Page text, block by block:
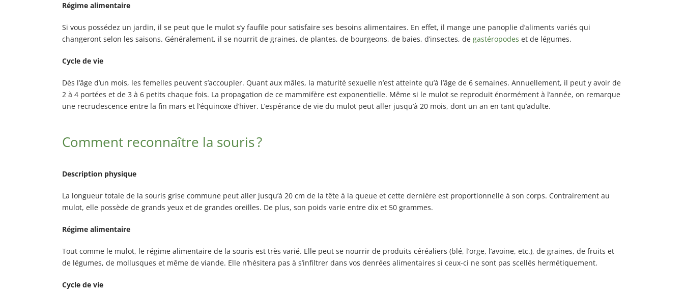
Régime alimentaire
Si vous possédez un jardin, il se peut que le mulot s’y faufile pour satisfaire ses besoins alimentaires. En effet, il mange une panoplie d’aliments variés qui
changeront selon les saisons. Généralement, il se nourrit de graines, de plantes, de bourgeons, de baies, d’insectes, de gastéropodes et de légumes.
Cycle de vie
Dès l’âge d’un mois, les femelles peuvent s’accoupler. Quant aux mâles, la maturité sexuelle n’est atteinte qu’à l’âge de 6 semaines. Annuellement, il peut y avoir de
2 à 4 portées et de 3 à 6 petits chaque fois. La propagation de ce mammifère est exponentielle. Même si le mulot se reproduit énormément à l’année, on remarque
une recrudescence entre la fin mars et l’équinoxe d’hiver. L’espérance de vie du mulot peut aller jusqu’à 20 mois, dont un an en tant qu’adulte.
Comment reconnaître la souris ?
Description physique
La longueur totale de la souris grise commune peut aller jusqu’à 20 cm de la tête à la queue et cette dernière est proportionnelle à son corps. Contrairement au
mulot, elle possède de grands yeux et de grandes oreilles. De plus, son poids varie entre dix et 50 grammes.
Régime alimentaire
Tout comme le mulot, le régime alimentaire de la souris est très varié. Elle peut se nourrir de produits céréaliers (blé, l’orge, l’avoine, etc.), de graines, de fruits et
de légumes, de mollusques et même de viande. Elle n’hésitera pas à s’infiltrer dans vos denrées alimentaires si ceux-ci ne sont pas scellés hermétiquement.
Cycle de vie